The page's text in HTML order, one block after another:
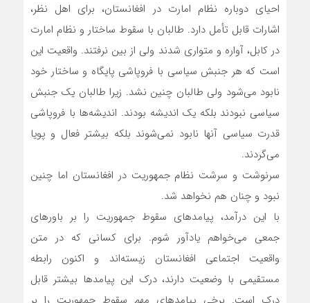
احیای دوباره نظام امارت در افغانستان، برای اهل نظر،
اشارات قابل تأمل دارد. طالبان با سقوط ساختار و نظام امارت
در کابل، آواره و متواری شدند ولی از بین نرفتند. واقعیت این
است که هر جنبش سیاسی با فروپاشی پایگاه و ساختار خود
نابود می‌شود ولی طالبان چنین نشد. زیرا طالبان یک جنبش
سیاسی نبودند بلکه یک اندیشه بودند. اندیشه‌ها با فروپاشی
قدرت سیاسی آنها نابود نمی‌شوند بلکه بیشتر فعال و پویا
می‌گردند.
سرنوشت و سرشت نظام جمهوریت در افغانستان اما چنین
نبود و چنان هم نخواهد شد.
با این درآمد، پیامدهای سقوط جمهوریت را بر باورهای
جمعی می‌خواهم یادآور شوم. برای کسانی که در متن
واقعیت اجتماعی افغانستان زیسته‌اند و اکنون رابطه
مستقیمی با وضعیت دارند، درک این پیامدها بیشتر قابل